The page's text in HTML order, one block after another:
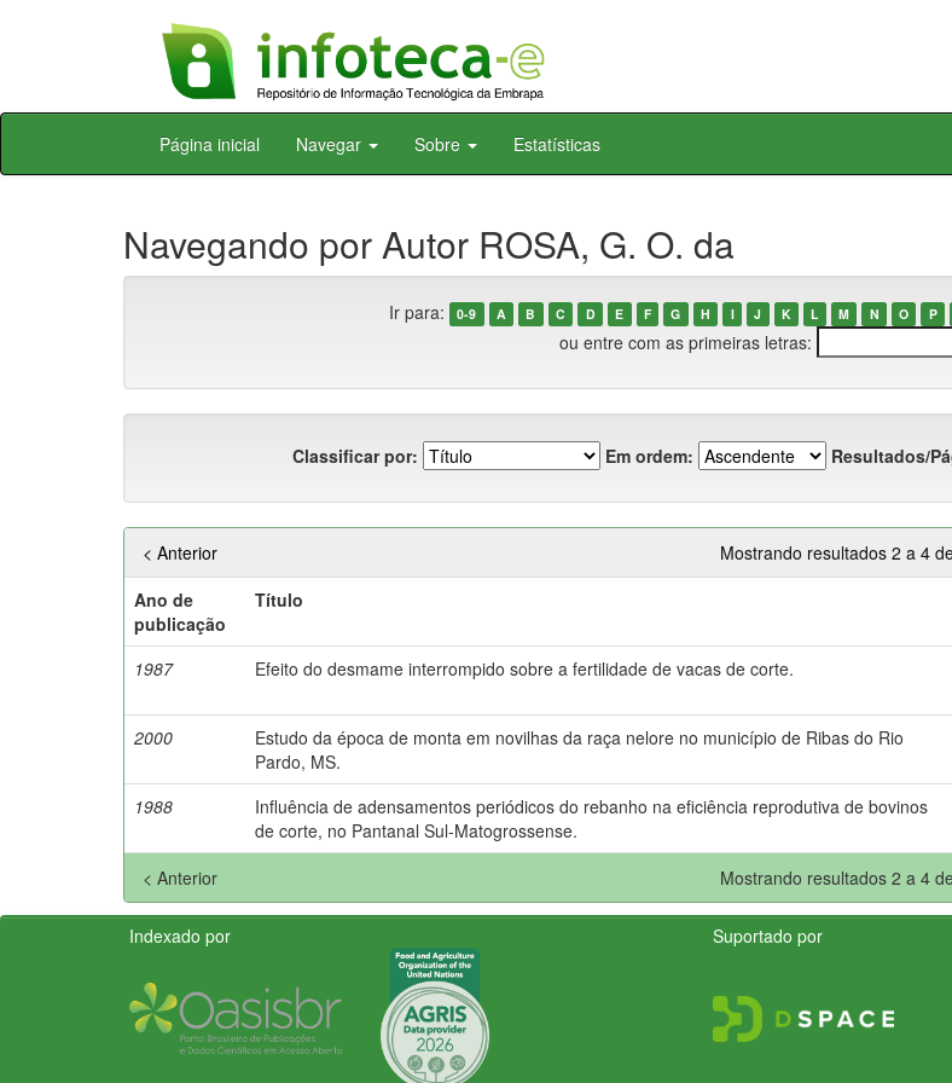
Skip
Página inicial Navegar Sobre Estatísticas
Navegando por Autor ROSA, G. O. da
Ir para: 0-9 A B C D E F G H I J K L M N O P
ou entre com as primeiras letras:
Classificar por: Em ordem: Resultados/
Mostrando resultados 2 a 4
< Anterior
Ano de
publicação
Título
1987 Efeito do desmame interrompido sobre a fertilidade de vacas de corte.
2000
Estudo da época de monta em novilhas da raça nelore no município de Ribas do Rio
Pardo, MS.
1988
Influência de adensamentos periódicos do rebanho na eficiência reprodutiva de bovinos
de corte, no Pantanal Sul-Matogrossense.
Mostrando resultados 2 a 4
< Anterior
Indexado por Suportado por